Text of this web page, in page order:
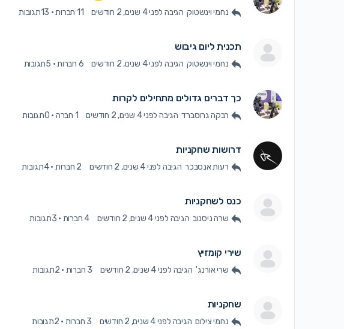
נחמי וינשטוק הגיבה לפני 4 שנים, 2 חודשים 11 חברות · 13תגובות
תכנית ליום גיבוש
נחמי וינשטוק הגיבה לפני 4 שנים, 2 חודשים 6 חברות · 5תגובות
כך דברים גדולים מתחילים לקרות
רבקה גרוסברד הגיבה לפני 4 שנים, 2 חודשים 1 חברה · 0תגובות
דרושות שחקניות
רעות אנסבכר הגיבה לפני 4 שנים, 2 חודשים 2 חברות ·4תגובות
כנס לשחקניות
שרה ניסנוב הגיבה לפני 4 שנים, 2 חודשים 4 חברות · 3תגובות
שירי קומזיץ
שרי אורנג' הגיבה לפני 4 שנים, 2 חודשים 3 חברות · 2תגובות
שחקניות
נחמי צילום הגיבה לפני 4 שנים, 2 חודשים 3 חברות · 2תגובות